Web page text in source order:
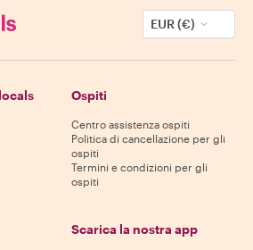
EUR (€)
Ospiti
Centro assistenza ospiti
Politica di cancellazione per gli
ospiti
Termini e condizioni per gli
ospiti
Scarica la nostra app